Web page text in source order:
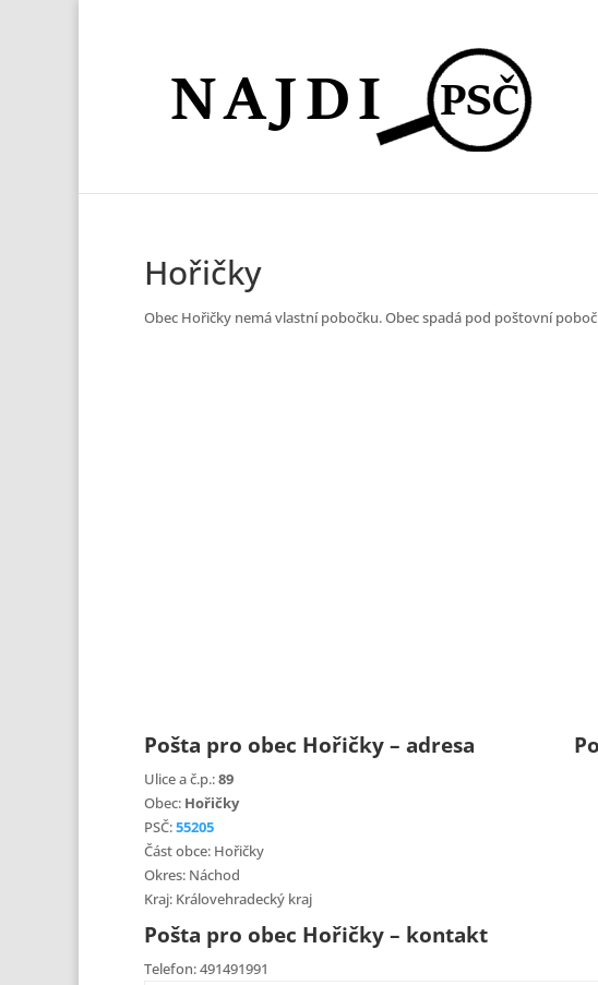
Hořičky
Obec Hořičky nemá vlastní pobočku. Obec spadá pod poštovní
Pošta pro obec Hořičky – adresa
Ulice a č.p.:89
Obec: Hořičky
PSČ:55205
Část obce: Hořičky
Okres: Náchod
Kraj: Královehradecký kraj
Pošta pro obec Hořičky – kontakt
Telefon: 491491991